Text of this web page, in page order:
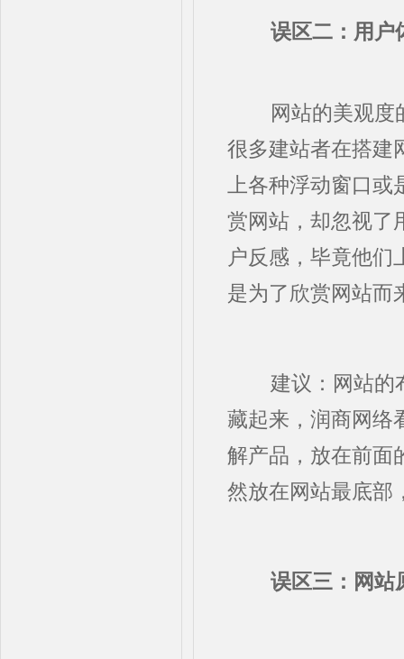
误区二：用户
网站的美观度的
很多建站者在搭建
上各种浮动窗口
赏网站，却忽视了
户反感，毕竟他
是为了欣赏网站而
建议：网站的布
藏起来，润商网络
解产品，放在前面
然放在网站最底部
误区三：网站